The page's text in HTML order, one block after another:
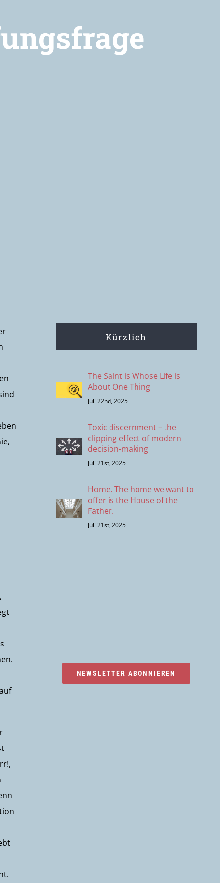
Kürzlich
The Saint is Whose Life is
About One Thing
Juli 22nd, 2025
Toxic discernment – the
clipping effect of modern
decision-making
Juli 21st, 2025
Home. The home we want to
offer is the House of the
Father.
Juli 21st, 2025
NEWSLETTER ABONNIEREN